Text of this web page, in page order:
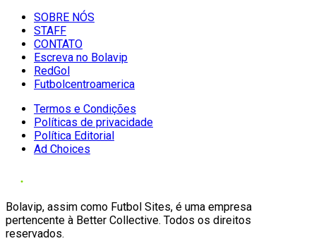
SOBRE NÓS
STAFF
CONTATO
Escreva no Bolavip
RedGol
Futbolcentroamerica
Termos e Condições
Políticas de privacidade
Política Editorial
Ad Choices
Bolavip, assim como Futbol Sites, é uma empresa
pertencente à Better Collective. Todos os direitos
reservados.